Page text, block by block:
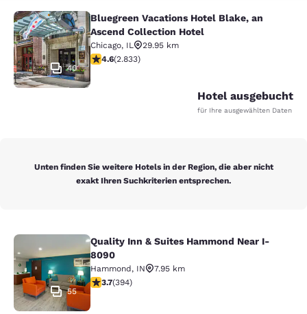
Bluegreen Vacations Hotel Blake,
40
Bluegreen Vacations Hotel Blake, an
Ascend Collection Hotel
Chicago, IL
29.95 km
4.59-Sterne-Bewertung. Hervorragend. 2833
4.6(2.833)
Hotel ausgebucht
für Ihre ausgewählten Daten
Unten finden Sie weitere Hotels in der Region, die aber nicht
exakt Ihren Suchkriterien entsprechen.
Quality Inn & Suites Hammond
55
Quality Inn & Suites Hammond Near I-
8090
Hammond, IN
7.95 km
3.71-Sterne-Bewertung. Gut. 394 Bewertungen
3.7(394)